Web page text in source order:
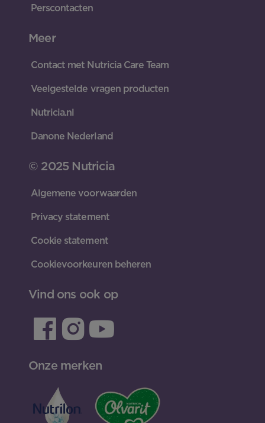
Perscontacten
Meer
Contact met Nutricia Care Team
Veelgestelde vragen producten
Nutricia.nl
Danone Nederland
© 2025 Nutricia
Algemene voorwaarden
Privacy statement
Cookie statement
Cookievoorkeuren beheren
Vind ons ook op
Onze merken